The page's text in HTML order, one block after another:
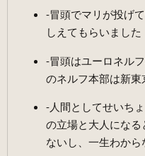
-冒頭でマリが投げ
しえてもらいました
-冒頭はユーロネル
のネルフ本部は新東
-人間としてせいち
の立場と大人にな
ないし、一生わから